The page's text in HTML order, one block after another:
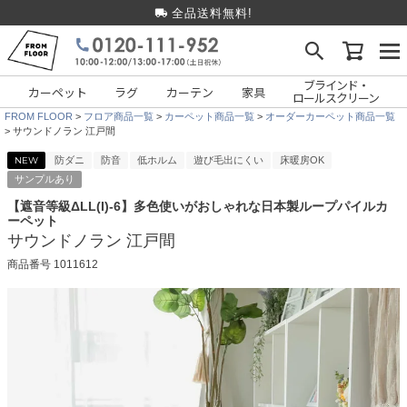
全品送料無料!
カーペット ラグ カーテン 家具 ブラインド・
ロールスクリーン
FROM FLOOR フロア商品一覧 カーペット商品一覧
オーダーカーペット商品一覧
サウンドノラン 江戸間
NEW 防ダニ 防音 低ホルム 遊び毛出にくい
床暖房OK
サンプルあり
【遮音等級ΔLL(I)-6】多色使いがおしゃれな日本製ループパイルカ
ーペット
サウンドノラン 江戸間
商品番号 1011612